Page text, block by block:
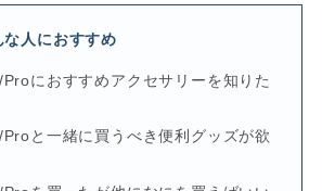
人におすすめ
におすすめアクセサリーを知りた
と一緒に買うべき便利グッズが欲